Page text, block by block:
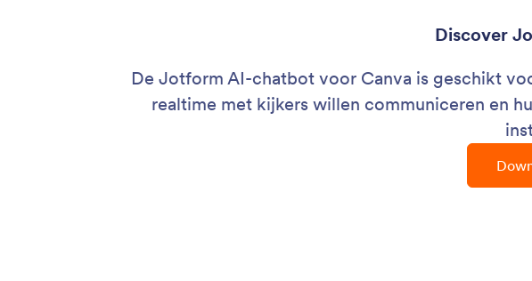
Discover
De Jotform AI-chatbot voor Canva is geschikt
realtime met kijkers willen communiceren en